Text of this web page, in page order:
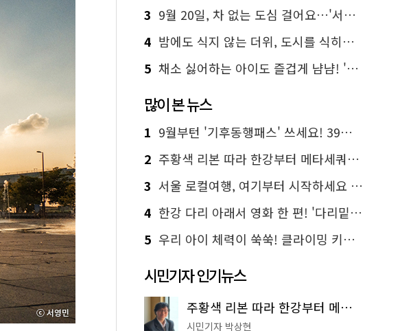
3 9월 20일, 차 없는 도심 걸어요…'서울 걷자 페스티벌' 선착순 5천명
4 밤에도 식지 않는 더위, 도시를 식히는 시원한 해법은?
5 채소 싫어하는 아이도 즐겁게 냠냠! '찾아가는 서울시 식생활 교육' 현장
많이 본 뉴스
1 9월부턴 '기후동행패스' 쓰세요! 39세까지 청년 혜택
2 주황색 리본 따라 한강부터 메타세쿼이아 숲길까지…서울둘레길 15코스
3 서울 로컬여행, 여기부터 시작하세요 '서울에디션25'
4 한강 다리 아래서 영화 한 편! '다리밑 영화관' 무료 상영
5 우리 아이 체력이 쑥쑥! 클라이밍 키즈카페·어린이 체력장
시민기자 인기뉴스
주황색 리본 따라 한강부터 메타세쿼이아 숲길까지…서울둘레길 15코스
시민기자 박상현